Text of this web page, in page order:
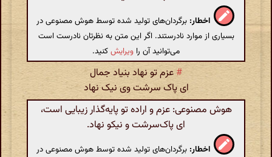
اخطار: برگردان‌های تولید شده توسط هوش مصنوعی در
بسیاری از موارد نادرستند. اگر این متن به نظرتان نادرست است
می‌توانید آن را ویرایشکنید.
# عزم تو نهاد بنیاد جمال
ای پاک سرشت وی نیک نهاد
هوش مصنوعی: عزم و اراده تو پایه‌گذار زیبایی است،
ای پاک‌سرشت و نیکو نهاد.
اخطار: برگردان‌های تولید شده توسط هوش مصنوعی در